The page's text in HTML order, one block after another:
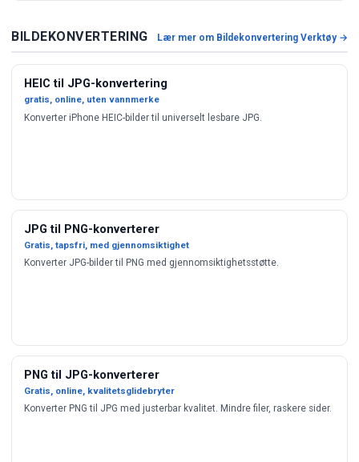
BILDEKONVERTERING Lær mer om Bildekonvertering Verktøy →
HEIC til JPG-konvertering
gratis, online, uten vannmerke
Konverter iPhone HEIC-bilder til universelt lesbare JPG.
JPG til PNG-konverterer
Gratis, tapsfri, med gjennomsiktighet
Konverter JPG-bilder til PNG med gjennomsiktighetsstøtte.
PNG til JPG-konverterer
Gratis, online, kvalitetsglidebryter
Konverter PNG til JPG med justerbar kvalitet. Mindre filer, raskere sider.